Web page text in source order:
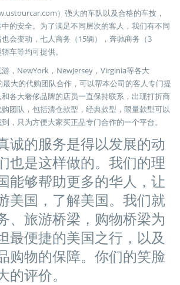
）强大的车队以及合格的车技，
的安全。为了满足不同层次的客人，我们有不同
会变动，七人商务（15辆），奔驰商务（3
车等均可提供。
，NewYork，NewJersey，Virginia等各大
最大的代购团队合作，可以帮本公司的客人专门提
各大奢侈品牌的店员一直保持联系，出现打折商
团队，包括清仓款型，经典款型，限量款型可以
，只为方便大家买正品专门合作的一个平台。
诚的服务是得以发展的动
也是这样做的。我们的理
能够帮助更多的华人，让
美国，了解美国。我们就
、旅游桥梁，购物桥梁为
最便捷的美国之行，以及
购物的保障。你们的笑脸
评价。